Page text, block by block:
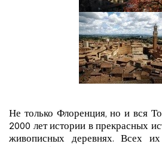
Не только Флоренция, но и вся
2000 лет истории в прекрасных
живописных деревнях. Всех